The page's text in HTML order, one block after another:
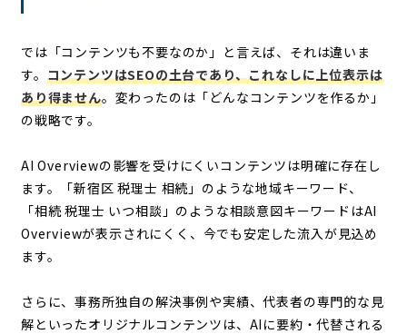
では「コンテンツも不要なのか」と言えば、それは違いま
す。 コンテンツはSEOの土台であり、これなしに上位表示は
あり得ません。変わったのは「どんなコンテンツを作るか」
の戦略です。
AI Overviewの影響を受けにくいコンテンツは明確に存在し
ます。「新宿区 税理士 相続」のような地域キーワード、
「相続 税理士 いつ相談」のような相談意図キーワードはAI
Overviewが表示されにくく、今でも安定した流入が見込め
ます。
さらに、事務所独自の解決事例や実績、代表者の専門的な見
解といったオリジナルコンテンツは、AIに要約・代替される